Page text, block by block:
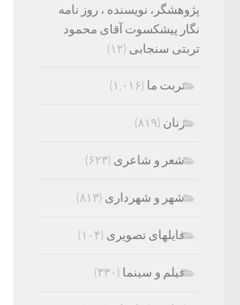
پژوهشگر، نویسنده ، روز نامه
نگار پیشکسوت آقای محمود
تربتی سنجابی (۱۲)
تربت ما (۱,۰۱۶)
زنان (۸۱۹)
شعر و شاعری (۶۲۳)
شهر و شهرداری (۸۱۳)
فایلهای تصویری (۱۰۴)
فیلم و سینما (۳۳۰)